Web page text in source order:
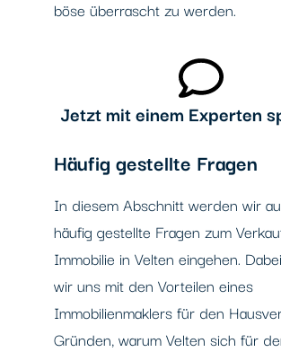
böse überrascht zu werden.
Jetzt mit einem Experten
Häufig gestellte Fragen
In diesem Abschnitt werden wir
häufig gestellte Fragen zum
Immobilie in Velten eingehen.
wir uns mit den Vorteilen eines
Immobilienmaklers für den
Gründen, warum Velten sich für